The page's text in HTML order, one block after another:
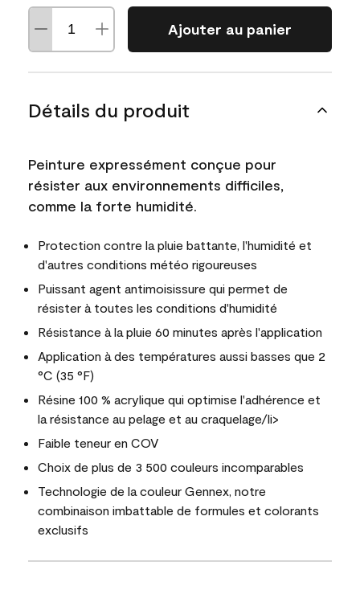
Ajouter au panier
Détails du produit
Peinture expressément conçue pour
résister aux environnements difficiles,
comme la forte humidité.
Protection contre la pluie battante, l'humidité et
d'autres conditions météo rigoureuses
Puissant agent antimoisissure qui permet de
résister à toutes les conditions d'humidité
Résistance à la pluie 60 minutes après l'application
Application à des températures aussi basses que 2
°C (35 °F)
Résine 100 % acrylique qui optimise l'adhérence et
la résistance au pelage et au craquelage/li>
Faible teneur en COV
Choix de plus de 3 500 couleurs incomparables
Technologie de la couleur Gennex, notre
combinaison imbattable de formules et colorants
exclusifs